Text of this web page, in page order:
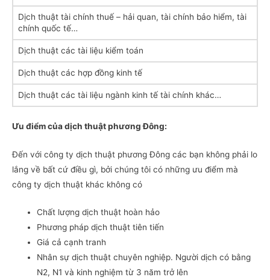
Dịch thuật tài chính thuế – hải quan, tài chính bảo hiểm, tài
chính quốc tế…
Dịch thuật các tài liệu kiểm toán
Dịch thuật các hợp đồng kinh tế
Dịch thuật các tài liệu ngành kinh tế tài chính khác…
Ưu điểm của dịch thuật phương Đông:
Đến với công ty dịch thuật phương Đông các bạn không phải lo
lắng về bất cứ điều gì, bởi chúng tôi có những ưu điểm mà
công ty dịch thuật khác không có
Chất lượng dịch thuật hoàn hảo
Phương pháp dịch thuật tiên tiến
Giá cả cạnh tranh
Nhân sự dịch thuật chuyên nghiệp. Người dịch có bằng
N2, N1 và kinh nghiệm từ 3 năm trở lên